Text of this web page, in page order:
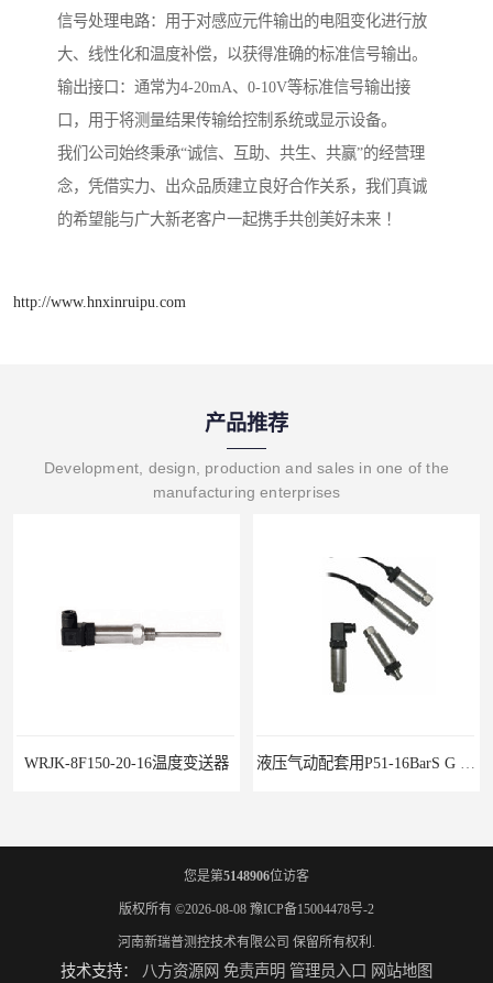
信号处理电路：用于对感应元件输出的电阻变化进行放
大、线性化和温度补偿，以获得准确的标准信号输出。
输出接口：通常为4-20mA、0-10V等标准信号输出接
口，用于将测量结果传输给控制系统或显示设备。
我们公司始终秉承“诚信、互助、共生、共赢”的经营理
念，凭借实力、出众品质建立良好合作关系，我们真诚
的希望能与广大新老客户一起携手共创美好未来 ！
http://www.hnxinruipu.com
产品推荐
Development, design, production and sales in one of the
manufacturing enterprises
WRJK-8F150-20-16温度变送器
您是第5148906位访客
版权所有 ©2026-08-08 豫ICP备15004478号-2
河南新瑞普测控技术有限公司 保留所有权利.
技术支持： 八方资源网 免责声明 管理员入口 网站地图